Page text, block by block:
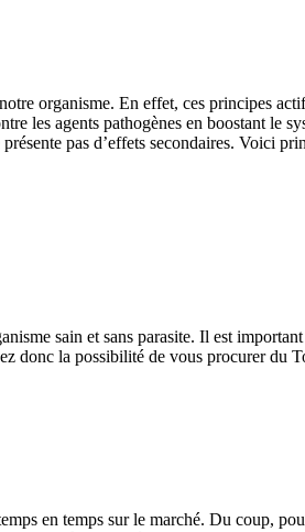
organisme. En effet, ces principes
les agents pathogènes en boostant le
pas d’effets secondaires. Voici
sain et sans parasite. Il est
donc la possibilité de vous procurer du
en temps sur le marché. Du coup,